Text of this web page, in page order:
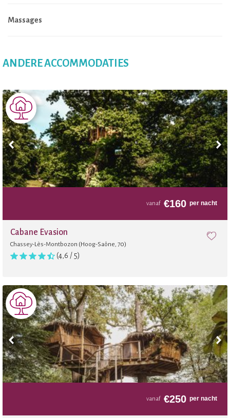
Massages
ANDERE ACCOMMODATIES
vanaf €160 per nacht
Cabane Évasion
Chassey-Lès-Montbozon (Hoog-Saône, 70)
(4,6 / 5)
vanaf €250 per nacht